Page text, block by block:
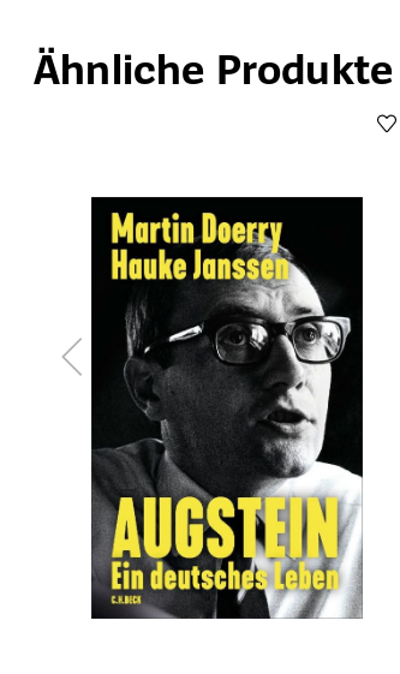
Produktgalerie überspringen
Ähnliche Produkte